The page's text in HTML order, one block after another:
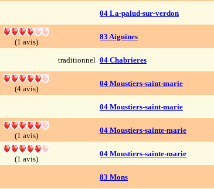
04 La-palud-sur-verdon
(1 avis)
83 Aiguines
traditionnel 04 Chabrieres
(4 avis)
04 Moustiers-saint-marie
04 Moustiers-saint-marie
(1 avis)
04 Moustiers-sainte-marie
(1 avis)
04 Moustiers-sainte-marie
83 Mons